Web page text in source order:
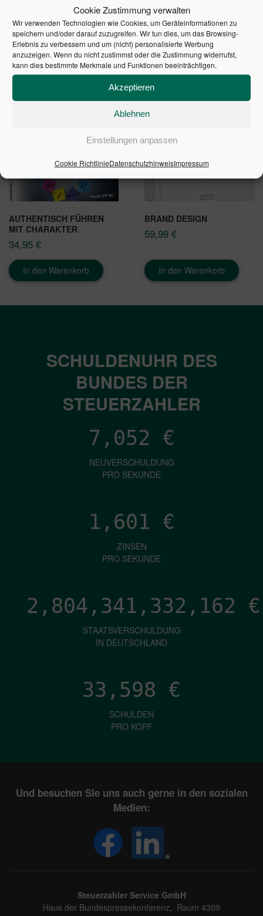
Cookie Zustimmung verwalten
Wir verwenden Technologien wie Cookies, um Geräteinformationen zu
speichern und/oder darauf zuzugreifen. Wir tun dies, um das Browsing-
Erlebnis zu verbessern und um (nicht) personalisierte Werbung
anzuzeigen. Wenn du nicht zustimmst oder die Zustimmung widerrufst,
kann dies bestimmte Merkmale und Funktionen beeinträchtigen.
Akzeptieren
Ablehnen
Einstellungen anpassen
Cookie RichtlinieDatenschutzhinweisImpressum
In den Warenkorb In den Warenkorb
AUTHENTISCH FÜHREN
MIT CHARAKTER
34,95 €
In den Warenkorb
BRAND DESIGN
59,99 €
In den Warenkorb
SCHULDENUHR DES
BUNDES DER
STEUERZAHLER
7,052 €
NEUVERSCHULDUNG
PRO SEKUNDE
1,601 €
ZINSEN
PRO SEKUNDE
2,804,341,334,700 €
STAATSVERSCHULDUNG
IN DEUTSCHLAND
33,598 €
SCHULDEN
PRO KOPF
Und besuchen Sie uns auch gerne in den sozialen
Medien:
Steuerzahler Service GmbH
Haus der Bundespressekonferenz, Raum 4309